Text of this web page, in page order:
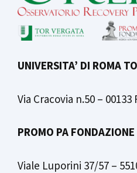
UNIVERSITA’ DI ROMA
Via Cracovia n.50 – 00133
PROMO PA FONDAZIONE
Viale Luporini 37/57 –